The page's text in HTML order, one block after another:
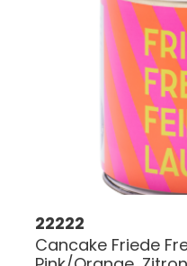
22222
Cancake Friede